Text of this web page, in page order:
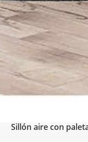
Sillón aire con